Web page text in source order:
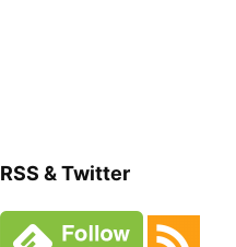
RSS & Twitter